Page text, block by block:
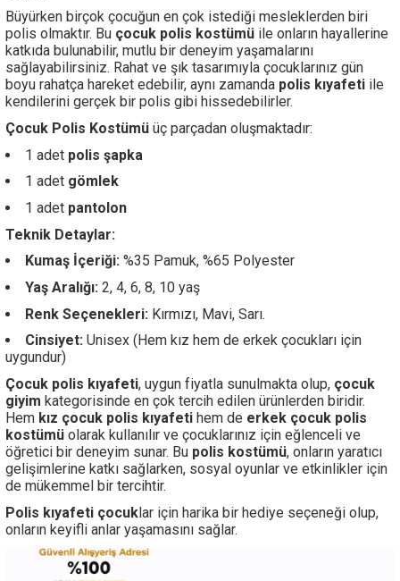
Büyürken birçok çocuğun en çok istediği mesleklerden biri
polis olmaktır. Bu çocuk polis kostümü ile onların hayallerine
katkıda bulunabilir, mutlu bir deneyim yaşamalarını
sağlayabilirsiniz. Rahat ve şık tasarımıyla çocuklarınız gün
boyu rahatça hareket edebilir, aynı zamanda polis kıyafeti ile
kendilerini gerçek bir polis gibi hissedebilirler.
Çocuk Polis Kostümü üç parçadan oluşmaktadır:
1 adet polis şapka
1 adet gömlek
1 adet pantolon
Teknik Detaylar:
Kumaş İçeriği: %35 Pamuk, %65 Polyester
Yaş Aralığı: 2, 4, 6, 8, 10 yaş
Renk Seçenekleri: Kırmızı, Mavi, Sarı.
Cinsiyet: Unisex (Hem kız hem de erkek çocukları için
uygundur)
Çocuk polis kıyafeti, uygun fiyatla sunulmakta olup, çocuk
giyim kategorisinde en çok tercih edilen ürünlerden biridir.
Hem kız çocuk polis kıyafeti hem de erkek çocuk polis
kostümü olarak kullanılır ve çocuklarınız için eğlenceli ve
öğretici bir deneyim sunar. Bu polis kostümü, onların yaratıcı
gelişimlerine katkı sağlarken, sosyal oyunlar ve etkinlikler için
de mükemmel bir tercihtir.
Polis kıyafeti çocuklar için harika bir hediye seçeneği olup,
onların keyifli anlar yaşamasını sağlar.